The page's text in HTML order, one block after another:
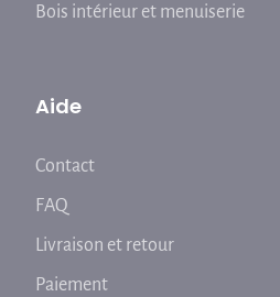
Bois intérieur et menuiserie
Aide
Contact
FAQ
Livraison et retour
Paiement